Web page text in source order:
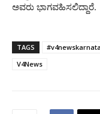
ಅವರು ಭಾಗವಹಿಸಲಿದ್ದಾರೆ.
TAGS
V4News